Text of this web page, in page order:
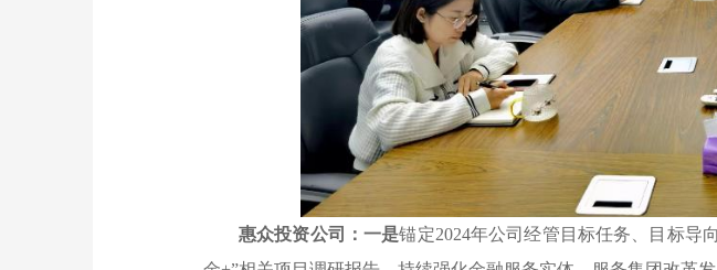
惠众投资公司：一是锚定2024年公司经管目标任务、目标导